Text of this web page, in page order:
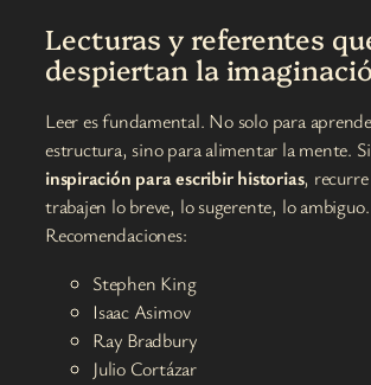
Lecturas y referentes
despiertan la
Leer es fundamental. No solo para
estructura, sino para alimentar la mente. Si
inspiración para escribir historias, recurre
trabajen lo breve, lo sugerente, lo ambiguo.
Recomendaciones:
Stephen King
Isaac Asimov
Ray Bradbury
Julio Cortázar